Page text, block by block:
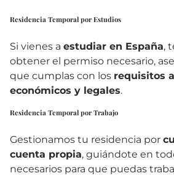
Residencia Temporal por Estudios
Si vienes a estudiar en España,
obtener el permiso necesario,
que cumplas con los requisitos
económicos y legales.
Residencia Temporal por Trabajo
Gestionamos tu residencia por
cuenta propia, guiándote en
necesarios para que puedas